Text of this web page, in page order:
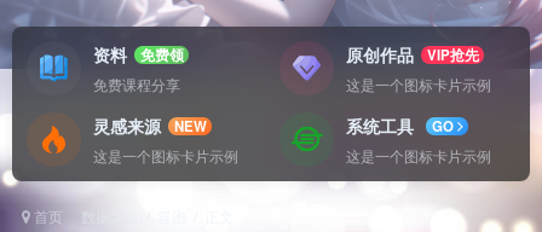
资料
免费领
免费课程分享
原创作品
VIP抢先
这是一个图标卡片示例
灵感来源
NEW
这是一个图标卡片示例
系统工具
GO
这是一个图标卡片示例
首页